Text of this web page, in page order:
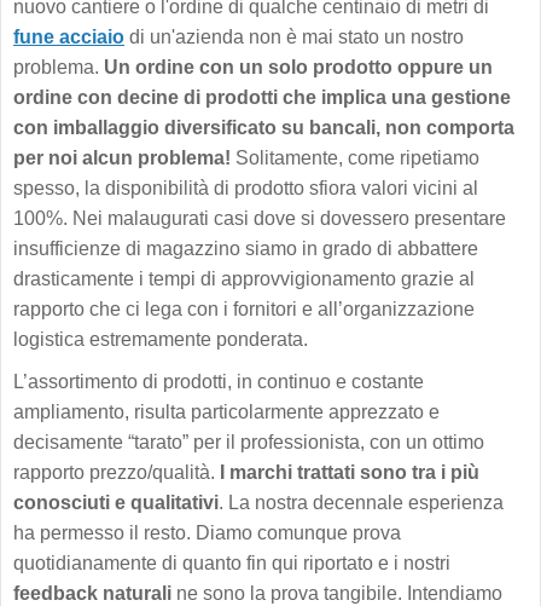
nuovo cantiere o l'ordine di qualche centinaio di metri di
fune acciaio di un'azienda non è mai stato un nostro
problema. Un ordine con un solo prodotto oppure un
ordine con decine di prodotti che implica una gestione
con imballaggio diversificato su bancali, non comporta
per noi alcun problema! Solitamente, come ripetiamo
spesso, la disponibilità di prodotto sfiora valori vicini al
100%. Nei malaugurati casi dove si dovessero presentare
insufficienze di magazzino siamo in grado di abbattere
drasticamente i tempi di approvvigionamento grazie al
rapporto che ci lega con i fornitori e all’organizzazione
logistica estremamente ponderata.
L’assortimento di prodotti, in continuo e costante
ampliamento, risulta particolarmente apprezzato e
decisamente “tarato” per il professionista, con un ottimo
rapporto prezzo/qualità.
I marchi trattati sono tra i più
conosciuti e qualitativi. La nostra decennale esperienza
ha permesso il resto. Diamo comunque prova
quotidianamente di quanto fin qui riportato e i nostri
feedback naturali ne sono la prova tangibile. Intendiamo